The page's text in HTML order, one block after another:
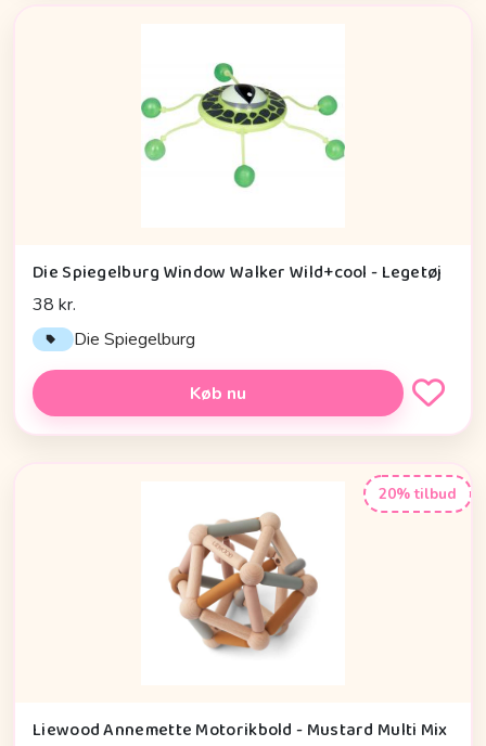
Die Spiegelburg Window Walker Wild+cool - Legetøj
38 kr.
Die Spiegelburg
Køb nu
20% tilbud
Liewood Annemette Motorikbold - Mustard Multi Mix